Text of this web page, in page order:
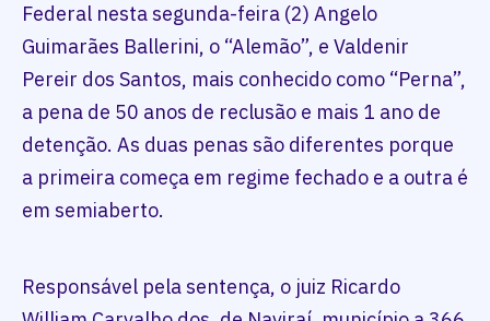
Federal nesta segunda-feira (2) Angelo
Guimarães Ballerini, o “Alemão”, e Valdenir
Pereir dos Santos, mais conhecido como “Perna”,
a pena de 50 anos de reclusão e mais 1 ano de
detenção. As duas penas são diferentes porque
a primeira começa em regime fechado e a outra é
em semiaberto.
Responsável pela sentença, o juiz Ricardo